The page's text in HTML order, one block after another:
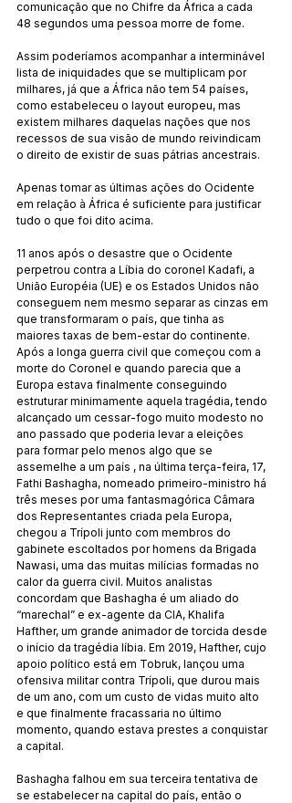
comunicação que no Chifre da África a cada
48 segundos uma pessoa morre de fome.
Assim poderíamos acompanhar a interminável
lista de iniquidades que se multiplicam por
milhares, já que a África não tem 54 países,
como estabeleceu o layout europeu, mas
existem milhares daquelas nações que nos
recessos de sua visão de mundo reivindicam
o direito de existir de suas pátrias ancestrais.
Apenas tomar as últimas ações do Ocidente
em relação à África é suficiente para justificar
tudo o que foi dito acima.
11 anos após o desastre que o Ocidente
perpetrou contra a Líbia do coronel Kadafi, a
União Européia (UE) e os Estados Unidos não
conseguem nem mesmo separar as cinzas em
que transformaram o país, que tinha as
maiores taxas de bem-estar do continente.
Após a longa guerra civil que começou com a
morte do Coronel e quando parecia que a
Europa estava finalmente conseguindo
estruturar minimamente aquela tragédia, tendo
alcançado um cessar-fogo muito modesto no
ano passado que poderia levar a eleições
para formar pelo menos algo que se
assemelhe a um país , na última terça-feira, 17,
Fathi Bashagha, nomeado primeiro-ministro há
três meses por uma fantasmagórica Câmara
dos Representantes criada pela Europa,
chegou a Trípoli junto com membros do
gabinete escoltados por homens da Brigada
Nawasi, uma das muitas milícias formadas no
calor da guerra civil. Muitos analistas
concordam que Bashagha é um aliado do
“marechal” e ex-agente da CIA, Khalifa
Hafther, um grande animador de torcida desde
o início da tragédia líbia. Em 2019, Hafther, cujo
apoio político está em Tobruk, lançou uma
ofensiva militar contra Trípoli, que durou mais
de um ano, com um custo de vidas muito alto
e que finalmente fracassaria no último
momento, quando estava prestes a conquistar
a capital.
Bashagha falhou em sua terceira tentativa de
se estabelecer na capital do país, então o